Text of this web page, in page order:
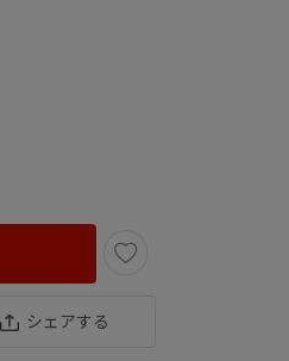
シェアする